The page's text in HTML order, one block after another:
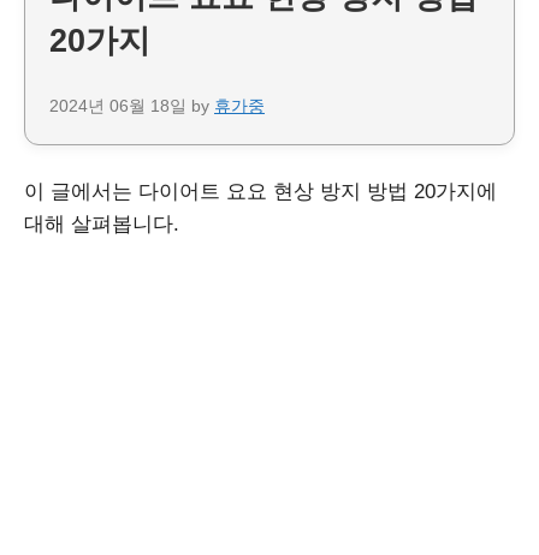
20가지
2024년 06월 18일 by 휴가중
이 글에서는 다이어트 요요 현상 방지 방법 20가지에
대해 살펴봅니다.